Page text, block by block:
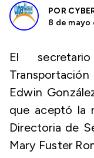
POR
8 de mayo
El
Edwin
que aceptó la
Directoria de
Mary Fuster